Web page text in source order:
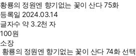
황룡의 정원엔 향기없는 꽃이 산다 75화
등록일 2024.03.14
글자수 약 3.2천 자
100원
소장
황룡의 정원엔 향기없는 꽃이 산다 74화 선택